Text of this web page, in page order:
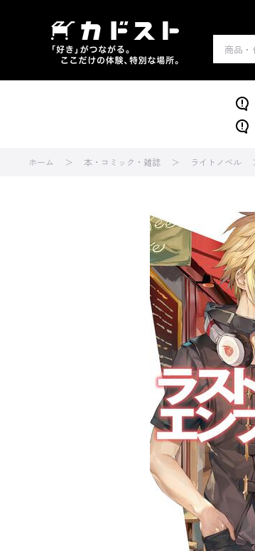
ホーム 本・コミック・雑誌 ライトノベル